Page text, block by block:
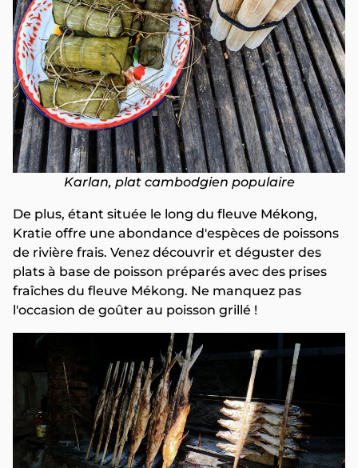
Karlan, plat cambodgien populaire
De plus, étant située le long du fleuve Mékong,
Kratie offre une abondance d'espèces de poissons
de rivière frais. Venez découvrir et déguster des
plats à base de poisson préparés avec des prises
fraîches du fleuve Mékong. Ne manquez pas
l'occasion de goûter au poisson grillé !